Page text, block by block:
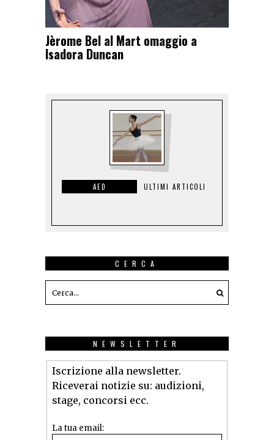
Jèrome Bel al Mart omaggio a
Isadora Duncan
AED ULTIMI ARTICOLI
CERCA
NEWSLETTER
Iscrizione alla newsletter.
Riceverai notizie su: audizioni,
stage, concorsi ecc.
La tua email: